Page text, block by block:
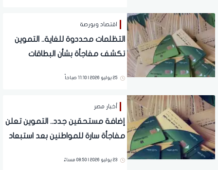
اقتصاد وبورصة
التظلمات محددوة للغاية.. التموين
تكشف مفاجأة بشأن البطاقات
25 يوليو 2026 | 11:10 صباحاً
أخبار مصر
إضافة مستحقين جدد.. التموين تعلن
مفاجأة سارة للمواطنين بعد استبعاد
23 يوليو 2026 | 08:50 مساءً